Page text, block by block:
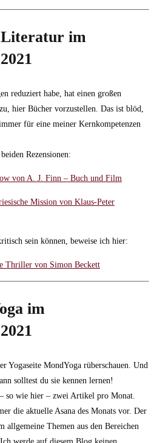
Literatur im
reduziert habe, hat einen großen
hier Bücher vorzustellen. Das ist blöd,
für eine meiner Kernkompetenzen
Rezensionen:
von A. J. Finn – Buch und Film
Mission von Klaus-Peter
sein können, beweise ich hier:
Thriller von Simon Beckett
im
Yogaseite MondYoga rüberschauen. Und
solltest du sie kennen lernen!
so wie hier – zwei Artikel pro Monat.
die aktuelle Asana des Monats vor. Der
allgemeine Themen aus den Bereichen